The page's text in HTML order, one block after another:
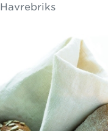
Havrebriks